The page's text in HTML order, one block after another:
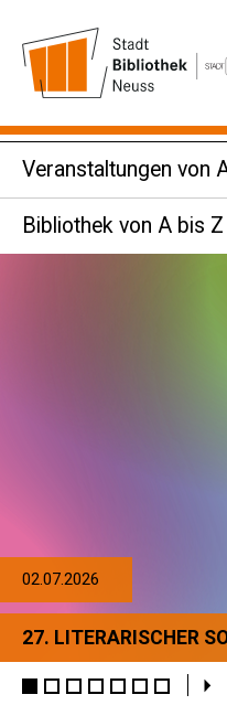
Veranstaltungen von
Bibliothek von A bis Z
02.07.2026
27. LITERARISCHER